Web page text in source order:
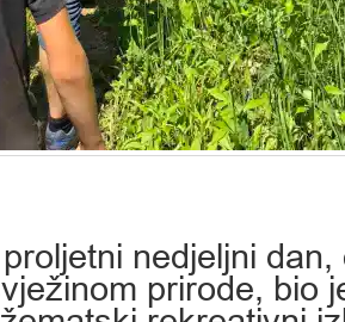
nedjeljni dan,
prirode, bio